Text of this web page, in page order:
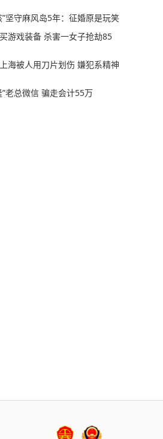
”坚守麻风岛5年：征婚原是玩笑
游戏装备 杀害一女子抢劫85
海被人用刀片划伤 嫌犯系精神
老总微信 骗走会计55万